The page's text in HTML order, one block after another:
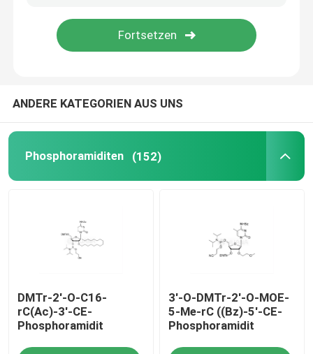
Liefersystem
ANDERE KATEGORIEN AUS UNS
Phosphoramiditen (152)
DMTr-2'-O-C16-
rC(Ac)-3'-CE-
Phosphoramidit
3'-O-DMTr-2'-O-MOE-
5-Me-rC ((Bz)-5'-CE-
Phosphoramidit